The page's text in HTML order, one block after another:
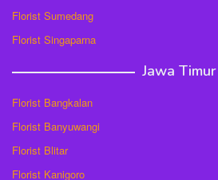
Florist Sumedang
Florist Singaparna
Jawa Timur
Florist Bangkalan
Florist Banyuwangi
Florist Blitar
Florist Kanigoro